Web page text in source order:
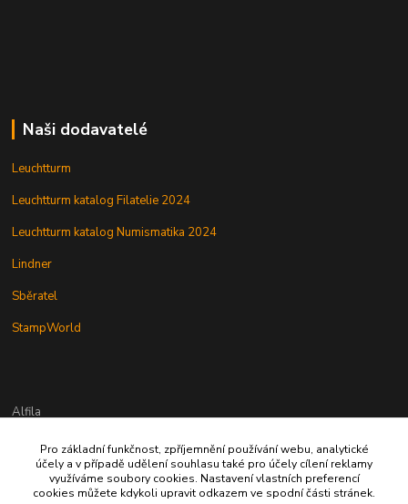
Naši dodavatelé
Leuchtturm
Leuchtturm katalog Filatelie 2024
Leuchtturm katalog Numismatika 2024
Lindner
Sběratel
StampWorld
Alfila
777 326 454
Pro základní funkčnost, zpříjemnění používání webu, analytické
účely a v případě udělení souhlasu také pro účely cílení reklamy
využíváme soubory cookies. Nastavení vlastních preferencí
cookies můžete kdykoli upravit odkazem ve spodní části stránek.